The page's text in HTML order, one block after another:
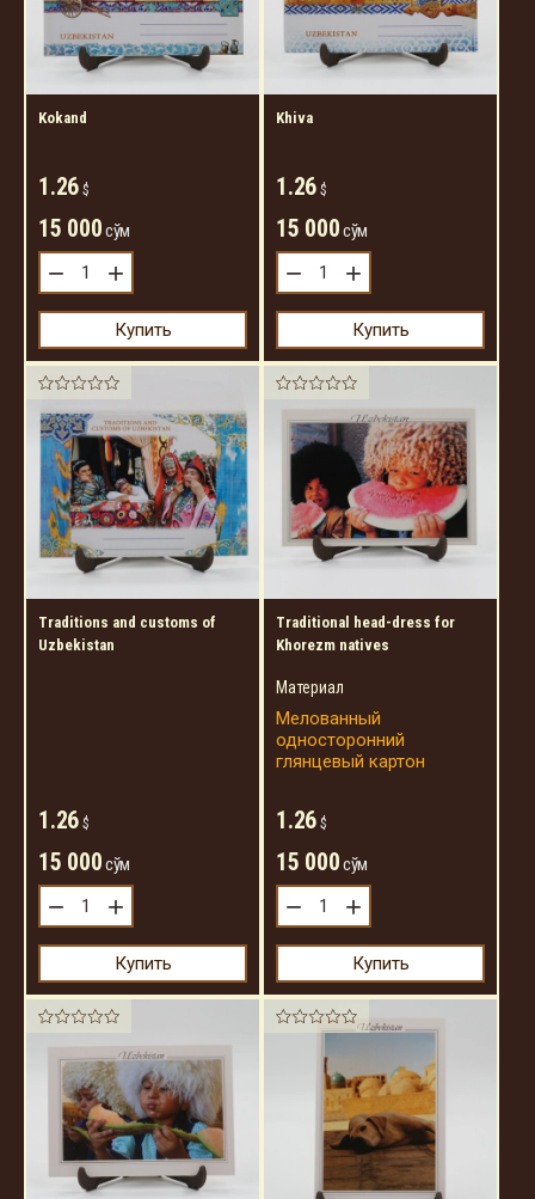
Kokand
1.26 $
15 000сўм
− +
Купить
Khiva
1.26 $
15 000сўм
− +
Купить
Traditions and customs of
Uzbekistan
1.26 $
15 000сўм
− +
Купить
Traditional head-dress for
Khorezm natives
Материал
Мелованный
односторонний
глянцевый картон
1.26 $
15 000сўм
− +
Купить